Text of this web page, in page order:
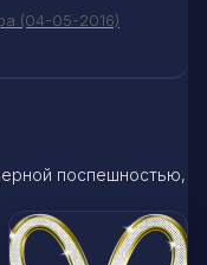
(04-05-2016)
поспешностью,